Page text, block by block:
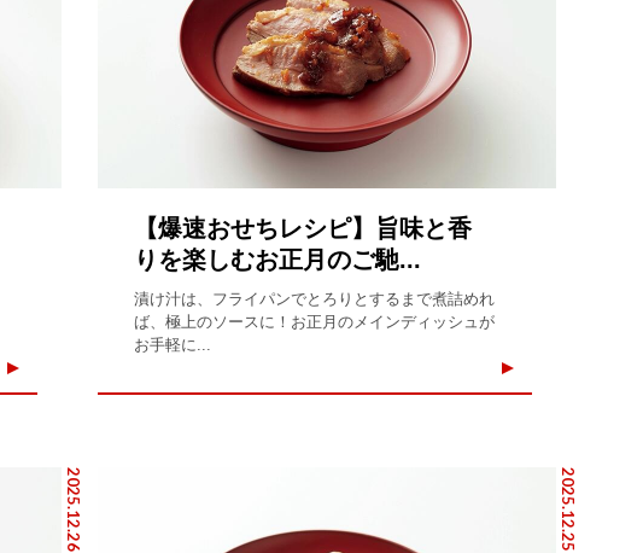
【爆速おせちレシピ】旨味と香
りを楽しむお正月のご馳...
漬け汁は、フライパンでとろりとするまで煮詰めれ
ば、極上のソースに！お正月のメインディッシュが
お手軽に...
2025.12.26 2025.12.25